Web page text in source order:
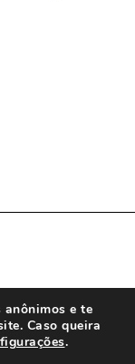
anônimos e te
Caso queira
.